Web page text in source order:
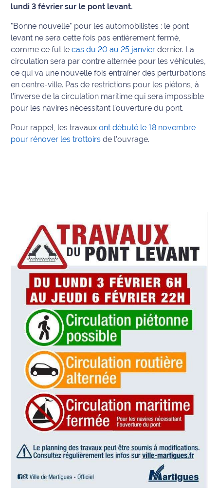
Emploi
Environnement
Info
route
Loisirs
Transport
National
International
Défense
Municipales
Contenus
Partenaires
L'invité(e)
de la
rédaction
Coup de
coeur
Maritima
lundi 3 février sur le pont levant.
"Bonne nouvelle" pour les automobilistes : le pont
levant ne sera cette fois pas entièrement fermé,
comme ce fut le cas du 20 au 25 janvier dernier. La
circulation sera par contre alternée pour les véhicules,
ce qui va une nouvelle fois entraîner des perturbations
en centre-ville. Pas de restrictions pour les piétons, à
l'inverse de la circulation maritime qui sera impossible
pour les navires nécessitant l'ouverture du pont.
Pour rappel, les travauxont débuté le 18 novembre
pour rénover les trottoirs de l'ouvrage.